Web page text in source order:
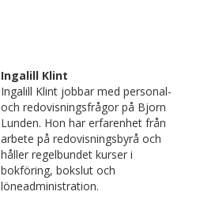
Ingalill Klint
Ingalill Klint jobbar med personal-
och redovisningsfrågor på Bjorn
Lunden. Hon har erfarenhet från
arbete på redovisningsbyrå och
håller regelbundet kurser i
bokföring, bokslut och
löneadministration.